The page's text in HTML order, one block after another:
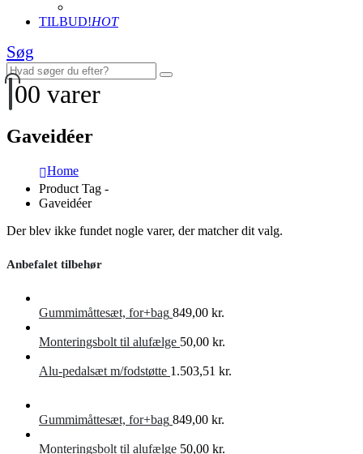
TILBUD!HOT
Søg
00 varer
Gaveidéer
Home
Product Tag -
Gaveidéer
Der blev ikke fundet nogle varer, der matcher dit valg.
Anbefalet tilbehør
Gummimåttesæt, for+bag 849,00 kr.
Monteringsbolt til alufælge 50,00 kr.
Alu-pedalsæt m/fodstøtte 1.503,51 kr.
Gummimåttesæt, for+bag 849,00 kr.
Monteringsbolt til alufælge 50,00 kr.